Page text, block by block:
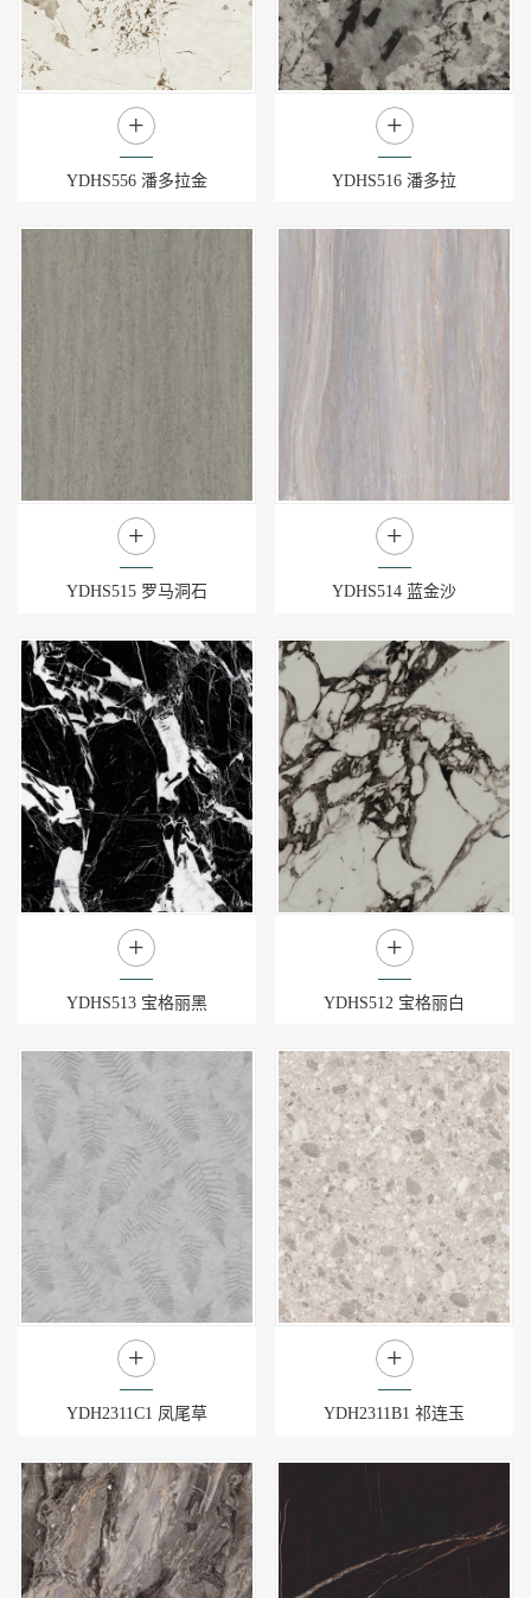
+
YDHS556 潘多拉金
+
YDHS516 潘多拉
+
YDHS515 罗马洞石
+
YDHS514 蓝金沙
+
YDHS513 宝格丽黑
+
YDHS512 宝格丽白
+
YDH2311C1 凤尾草
+
YDH2311B1 祁连玉